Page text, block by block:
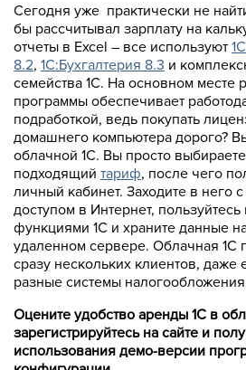
Сегодня уже практически не
бы рассчитывал зарплату на
отчеты в Excel – все используют
8.2, 1C:Бухгалтерия 8.3 и
семейства 1С. На основном месте
программы обеспечивает
подработкой, ведь покупать
домашнего компьютера дорого?
облачной 1С. Вы просто
подходящий тариф, после чего
личный кабинет. Заходите в него
доступом в Интернет,
функциями 1С и храните данные
удаленном сервере. Облачная 1С
сразу нескольких клиентов, даже
разные системы
Оцените удобство аренды 1С в
зарегистрируйтесь на сайте и
использования демо-версии